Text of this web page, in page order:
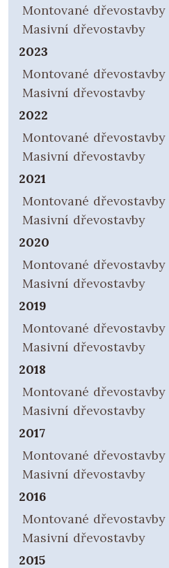
Montované dřevostavby
Masivní dřevostavby
2023
Montované dřevostavby
Masivní dřevostavby
2022
Montované dřevostavby
Masivní dřevostavby
2021
Montované dřevostavby
Masivní dřevostavby
2020
Montované dřevostavby
Masivní dřevostavby
2019
Montované dřevostavby
Masivní dřevostavby
2018
Montované dřevostavby
Masivní dřevostavby
2017
Montované dřevostavby
Masivní dřevostavby
2016
Montované dřevostavby
Masivní dřevostavby
2015